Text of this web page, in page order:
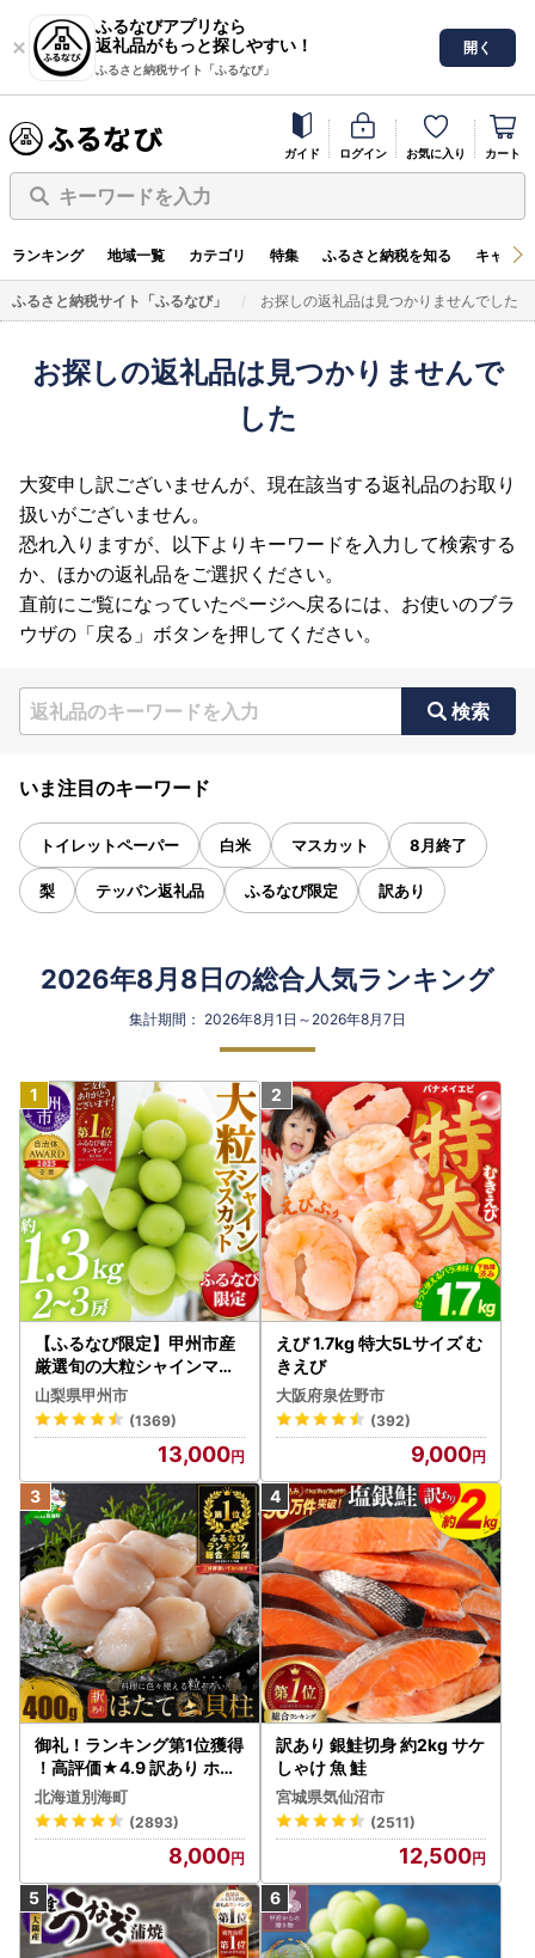
ふるなびアプリなら
返礼品がもっと探しやすい！
ふるさと納税サイト「ふるなび」
開く
ガイド ログイン お気に入り カート
キーワードを入力
ランキング 地域一覧 カテゴリ 特集 ふるさと納税を知る キャン
ふるさと納税サイト「ふるなび」 お探しの返礼品は見つかりませんでした
お探しの返礼品は見つかりませんで
した
大変申し訳ございませんが、現在該当する返礼品のお取り
扱いがございません。
恐れ入りますが、以下よりキーワードを入力して検索する
か、ほかの返礼品をご選択ください。
直前にご覧になっていたページへ戻るには、お使いのブラ
ウザの「戻る」ボタンを押してください。
検索
いま注目のキーワード
トイレットペーパー 白米 マスカット 8月終了
梨 テッパン返礼品 ふるなび限定 訳あり
2026年8月8日の総合人気ランキング
集計期間： 2026年8月1日～2026年8月7日
【ふるなび限定】甲州市産
厳選旬の大粒シャインマス
カット 約1.3kg 2～3房【2
026年発送】（MG）B12-
472 FN-Limited-VO シャ
インマスカット フルーツ
山梨県甲州市
(1369)
13,000
えび 1.7kg 特大5Lサイズ む
きえび
大阪府泉佐野市
(392)
9,000
御礼！ランキング第1位獲得
！高評価★4.9 訳あり ホタ
テ 400g（ほたて 帆立 貝柱
冷凍 ）
北海道別海町
(2893)
8,000
訳あり 銀鮭切身 約2kg サケ
しゃけ 魚 鮭
宮城県気仙沼市
(2511)
12,500